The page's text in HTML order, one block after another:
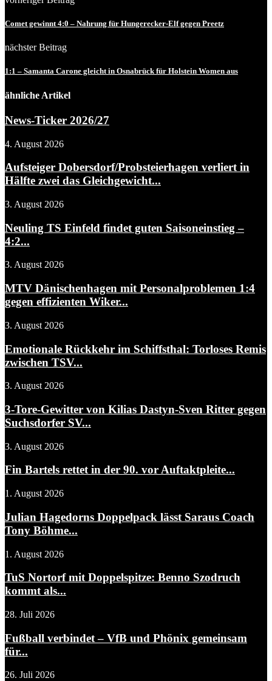
Comet gewinnt 4:0 – Nahrung für Hungerecker-Elf gegen Preetz
nächster Beitrag
1:1 – Samanta Carone gleicht in Osnabrück für Holstein Women aus
ähnliche Artikel
News-Ticker 2026/27
4. August 2026
Aufsteiger Dobersdorf/Probsteierhagen verliert in
Hälfte zwei das Gleichgewicht...
3. August 2026
Neuling TS Einfeld findet guten Saisoneinstieg –
4:2...
3. August 2026
MTV Dänischenhagen mit Personalproblemen 1:4
gegen effizienten Wiker...
3. August 2026
Emotionale Rückkehr im Schiffsthal: Torloses Remis
zwischen TSV...
3. August 2026
3-Tore-Gewitter von Kilias Dastyn-Sven Ritter gegen
Suchsdorfer SV...
3. August 2026
Fin Bartels rettet in der 90. vor Auftaktpleite...
1. August 2026
Julian Hagedorns Doppelpack lässt Saraus Coach
Tony Böhme...
1. August 2026
TuS Nortorf mit Doppelspitze: Benno Szodruch
kommt als...
28. Juli 2026
Fußball verbindet – VfB und Phönix gemeinsam
für...
26. Juli 2026